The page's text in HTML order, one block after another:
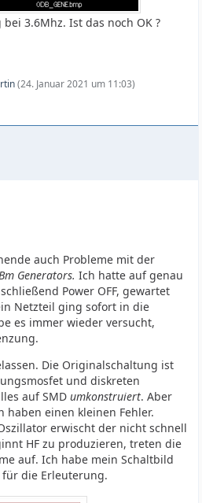
3.6Mhz. Ist das noch OK ?
(24. Januar 2021 um 11:03)
auch Probleme mit der
Generators. Ich hatte auf genau
Power OFF, gewartet
Netzteil ging sofort in die
es immer wieder versucht,
Die Originalschaltung ist
und diskreten
auf SMDumkonstruiert. Aber
haben einen kleinen Fehler.
erwischt der nicht schnell
HF zu produzieren, treten die
auf. Ich habe mein Schaltbild
die Erleuterung.